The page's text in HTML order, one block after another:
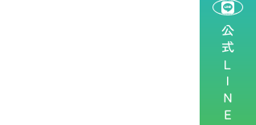
公式ＬＩＮＥ